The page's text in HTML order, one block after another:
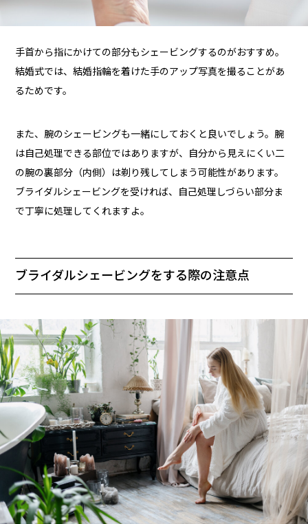
手首から指にかけての部分もシェービングするのがおすすめ。
結婚式では、結婚指輪を着けた手のアップ写真を撮ることがあ
るためです。
また、腕のシェービングも一緒にしておくと良いでしょう。腕
は自己処理できる部位ではありますが、自分から見えにくい二
の腕の裏部分（内側）は剃り残してしまう可能性があります。
ブライダルシェービングを受ければ、自己処理しづらい部分ま
で丁寧に処理してくれますよ。
ブライダルシェービングをする際の注意点